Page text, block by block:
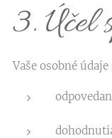
3. Účel
Vaše osobné